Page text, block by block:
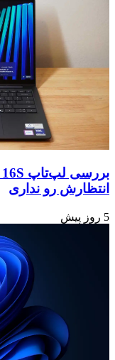
انتظارش رو نداری
5 روز پیش